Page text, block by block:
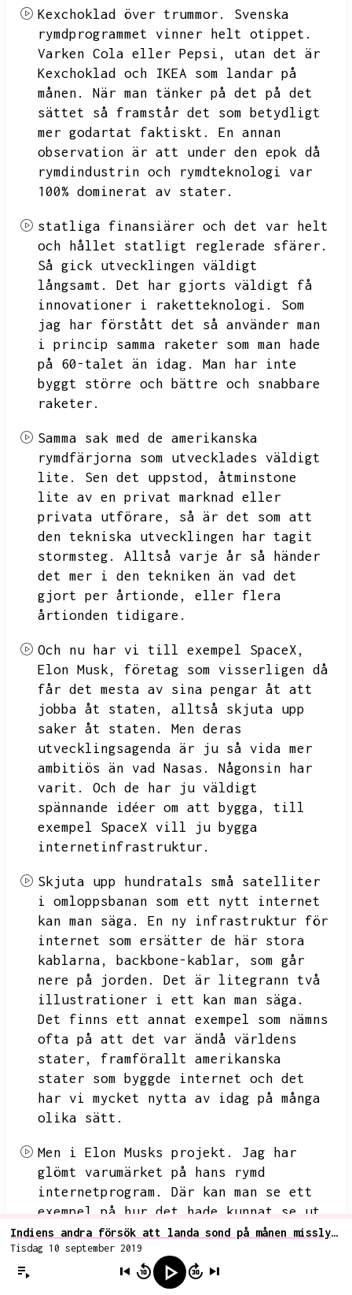
Kexchoklad över trummor.
Svenska
rymdprogrammet vinner helt otippet.
Varken Cola eller Pepsi,
utan det är
Kexchoklad och IKEA som landar på
månen.
När man tänker på det på det
sättet så framstår det som betydligt
mer godartat faktiskt.
En annan
observation är att under den epok då
rymdindustrin och rymdteknologi var
100% dominerat av stater.
statliga finansiärer och det var helt
och hållet statligt reglerade sfärer.
Så gick utvecklingen väldigt
långsamt.
Det har gjorts väldigt få
innovationer i raketteknologi.
Som
jag har förstått det så använder man
i princip samma raketer som man hade
på 60-talet än idag.
Man har inte
byggt större och bättre och snabbare
raketer.
Samma sak med de amerikanska
rymdfärjorna som utvecklades väldigt
lite.
Sen det uppstod,
åtminstone
lite av en privat marknad eller
privata utförare,
så är det som att
den tekniska utvecklingen har tagit
stormsteg.
Alltså varje år så händer
det mer i den tekniken än vad det
gjort per årtionde,
eller flera
årtionden tidigare.
Och nu har vi till exempel SpaceX,
Elon Musk,
företag som visserligen då
får det mesta av sina pengar åt att
jobba åt staten,
alltså skjuta upp
saker åt staten.
Men deras
utvecklingsagenda är ju så vida mer
ambitiös än vad Nasas.
Någonsin har
varit.
Och de har ju väldigt
spännande idéer om att bygga,
till
exempel SpaceX vill ju bygga
internetinfrastruktur.
Skjuta upp hundratals små satelliter
i omloppsbanan som ett nytt internet
kan man säga.
En ny infrastruktur för
internet som ersätter de här stora
kablarna,
backbone-kablar,
som går
nere på jorden.
Det är litegrann två
illustrationer i ett kan man säga.
Det finns ett annat exempel som nämns
ofta på att det var ändå världens
stater,
framförallt amerikanska
stater som byggde internet och det
har vi mycket nytta av idag på många
olika sätt.
Men i Elon Musks projekt.
Jag har
glömt varumärket på hans rymd
internetprogram.
Där kan man se ett
exempel på hur det hade kunnat se ut
istället. Att dels mycket mer
intressant rymd teknik,
internet skulle kunna struktureras på
Indiens andra försök att landa sond på månen misslyckas precis innan den ska ta mark
Tisdag 10 september 2019